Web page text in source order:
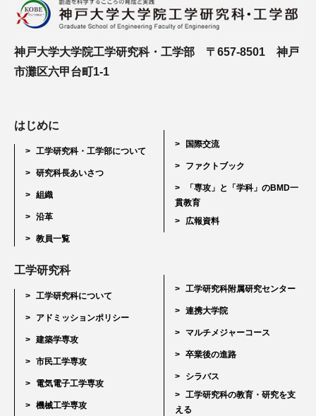
神戸大学大学院工学研究科・工学部 〒657-8501 神戸
市灘区六甲台町1-1
はじめに
工学研究科・工学部について
研究科長あいさつ
組織
沿革
教員一覧
国際交流
ファクトブック
「専攻」と「学科」のBMD一
貫教育
広報資料
工学研究科
工学研究科について
アドミッションポリシー
建築学専攻
市民工学専攻
電気電子工学専攻
機械工学専攻
工学研究科附属研究センター
連携大学院
マルチメジャーコース
卒業後の進路
シラバス
工学研究科の教育・研究を支
える